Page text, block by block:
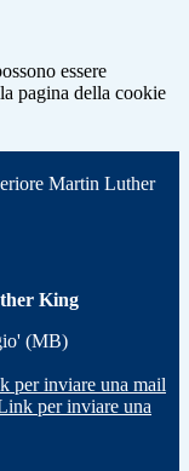
essere
pagina della cookie
Martin Luther
King
(MB)
per inviare una mail
per inviare una